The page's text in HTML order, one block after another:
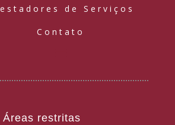
de Serviços
Contato
Áreas restritas